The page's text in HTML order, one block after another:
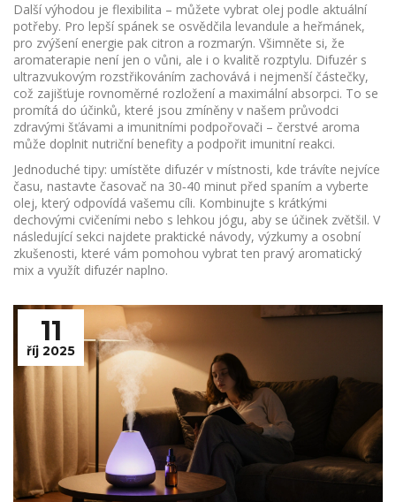
Další výhodou je flexibilita – můžete vybrat olej podle aktuální
potřeby. Pro lepší spánek se osvědčila levandule a heřmánek,
pro zvýšení energie pak citron a rozmarýn. Všimněte si, že
aromaterapie není jen o vůni, ale i o kvalitě rozptylu. Difuzér s
ultrazvukovým rozstřikováním zachovává i nejmenší částečky,
což zajišťuje rovnoměrné rozložení a maximální absorpci. To se
promítá do účinků, které jsou zmíněny v našem průvodci
zdravými šťávami a imunitními podpořovači – čerstvé aroma
může doplnit nutriční benefity a podpořit imunitní reakci.
Jednoduché tipy: umístěte difuzér v místnosti, kde trávíte nejvíce
času, nastavte časovač na 30‑40 minut před spaním a vyberte
olej, který odpovídá vašemu cíli. Kombinujte s krátkými
dechovými cvičeními nebo s lehkou jógu, aby se účinek zvětšil. V
následující sekci najdete praktické návody, výzkumy a osobní
zkušenosti, které vám pomohou vybrat ten pravý aromatický
mix a využít difuzér naplno.
11
říj 2025